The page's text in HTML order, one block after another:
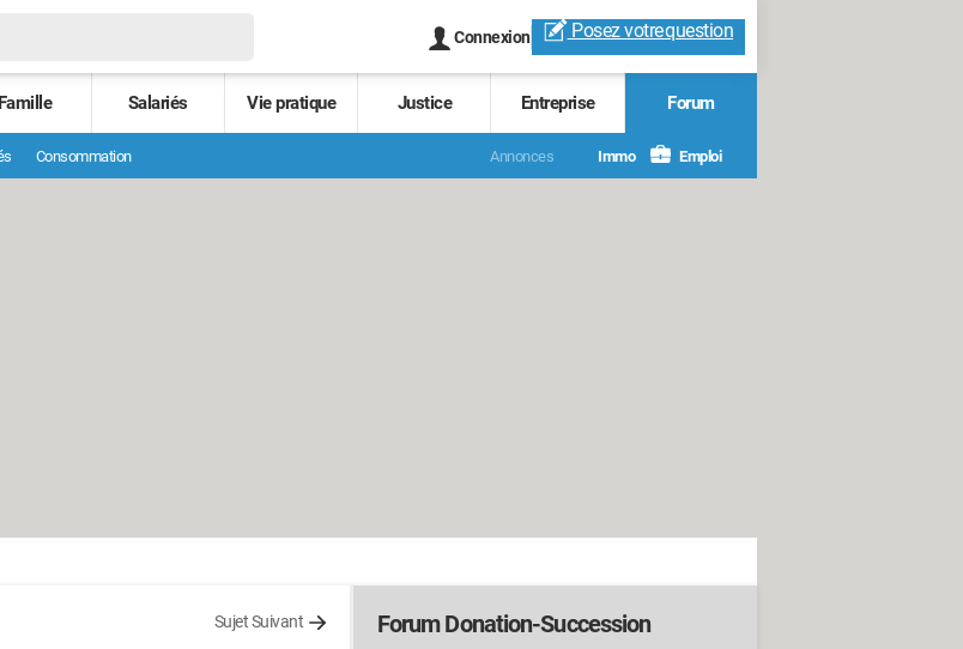
Connexion Posez votrequestion
Famille Salariés Vie pratique Justice Entreprise Forum
Consommation Annonces Immo Emploi
Sujet Suivant Forum Donation-Succession